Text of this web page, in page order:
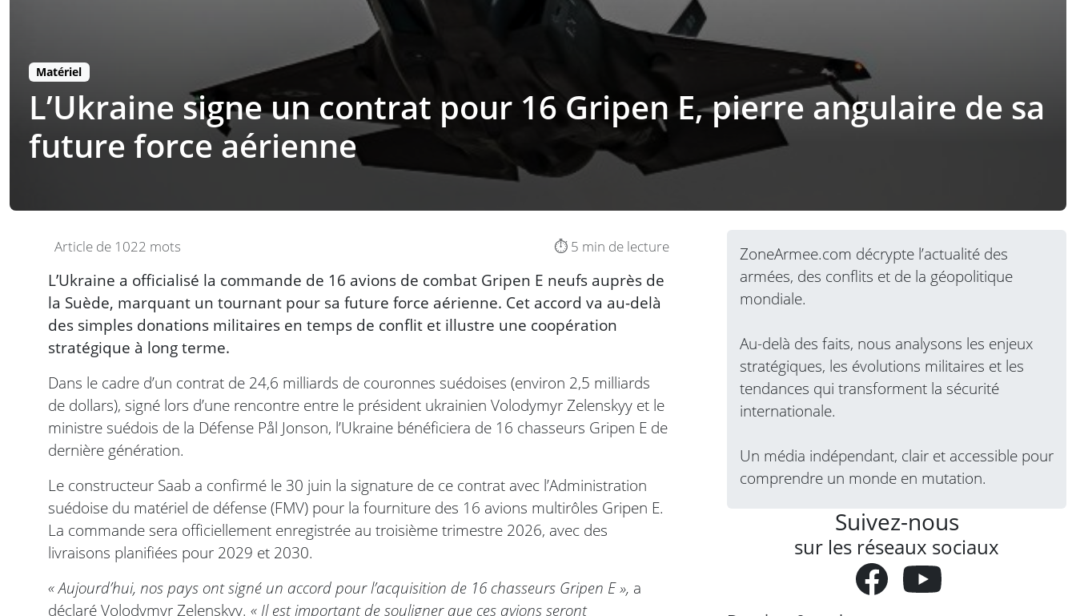
Matériel
L’Ukraine signe un contrat pour 16 Gripen E, pierre angulaire de sa
future force aérienne
Article de 1022 mots ⏱️ 5 min de lecture
L’Ukraine a officialisé la commande de 16 avions de combat Gripen E neufs auprès de
la Suède, marquant un tournant pour sa future force aérienne. Cet accord va au-delà
des simples donations militaires en temps de conflit et illustre une coopération
stratégique à long terme.
Dans le cadre d’un contrat de 24,6 milliards de couronnes suédoises (environ 2,5 milliards
de dollars), signé lors d’une rencontre entre le président ukrainien Volodymyr Zelenskyy et le
ministre suédois de la Défense Pål Jonson, l’Ukraine bénéficiera de 16 chasseurs Gripen E de
dernière génération.
Le constructeur Saab a confirmé le 30 juin la signature de ce contrat avec l’Administration
suédoise du matériel de défense (FMV) pour la fourniture des 16 avions multirôles Gripen E.
La commande sera officiellement enregistrée au troisième trimestre 2026, avec des
livraisons planifiées pour 2029 et 2030.
« Aujourd’hui, nos pays ont signé un accord pour l’acquisition de 16 chasseurs Gripen E », a
déclaré Volodymyr Zelenskyy. « Il est important de souligner que ces avions seront
ZoneArmee.com décrypte l’actualité des
armées, des conflits et de la géopolitique
mondiale.
Au-delà des faits, nous analysons les enjeux
stratégiques, les évolutions militaires et les
tendances qui transforment la sécurité
internationale.
Un média indépendant, clair et accessible pour
comprendre un monde en mutation.
Suivez-nous
sur les réseaux sociaux